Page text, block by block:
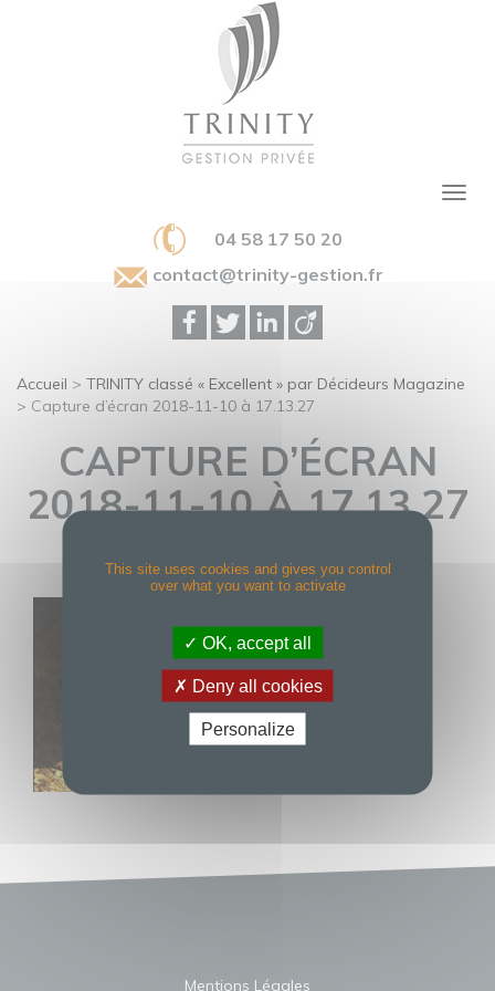
04 58 17 50 20
contact@trinity-gestion.fr
Accueil > TRINITY classé « Excellent » par Décideurs Magazine
> Capture d’écran 2018-11-10 à 17.13.27
CAPTURE D’ÉCRAN
2018-11-10 À 17.13.27
Mentions Légales
This site uses cookies and gives you control
over what you want to activate
OK, accept all
Deny all cookies
Personalize